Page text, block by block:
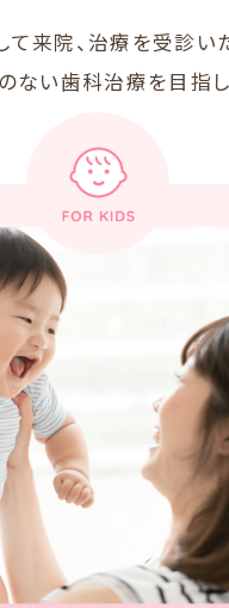
て来院、治療を受診い
ない歯科治療を目指し